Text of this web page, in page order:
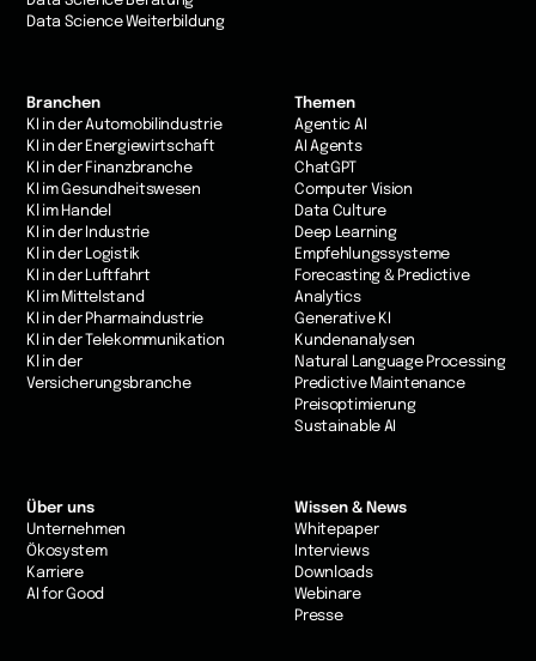
Data Science Weiterbildung
Branchen
KI in der Automobilindustrie
KI in der Energiewirtschaft
KI in der Finanzbranche
KI im Gesundheitswesen
Kl im Handel
KI in der Industrie
Kl in der Logistik
KI in der Luftfahrt
Kl im Mittelstand
KI in der Pharmaindustrie
KI in der Telekommunikation
Kl in der
Versicherungsbranche
Themen
Agentic AI
AI Agents
ChatGPT
Computer Vision
Data Culture
Deep Learning
Empfehlungssysteme
Forecasting & Predictive
Analytics
Generative KI
Kundenanalysen
Natural Language Processing
Predictive Maintenance
Preisoptimierung
Sustainable AI
Über uns
Unternehmen
Ökosystem
Karriere
AI for Good
Wissen & News
Whitepaper
Interviews
Downloads
Webinare
Presse